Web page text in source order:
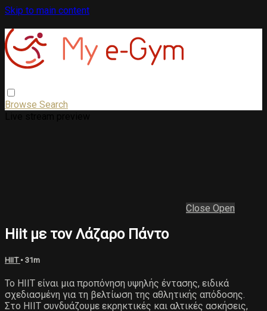
Skip to main content
Browse Search
Close Open
Hiit με τον Λάζαρο Πάντο
HIIT • 31m
Το ΗΙΙΤ είναι μια προπόνηση υψηλής έντασης, ειδικά
σχεδιασμένη για τη βελτίωση της αθλητικής απόδοσης.
Στο ΗΙΙΤ συνδυάζουμε εκρηκτικές και αλτικές ασκήσεις,